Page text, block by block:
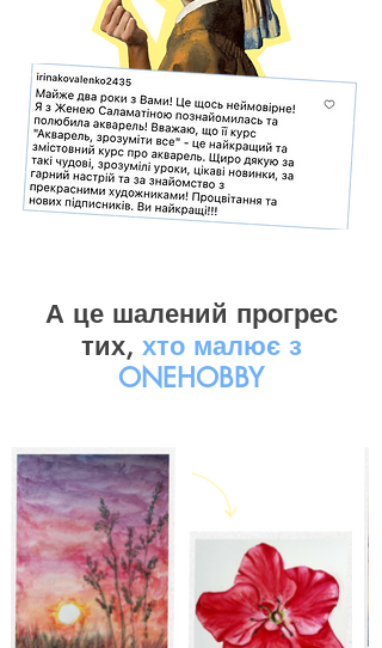
А це шалений прогрес
тих, хто малює з
ONEHOBBY